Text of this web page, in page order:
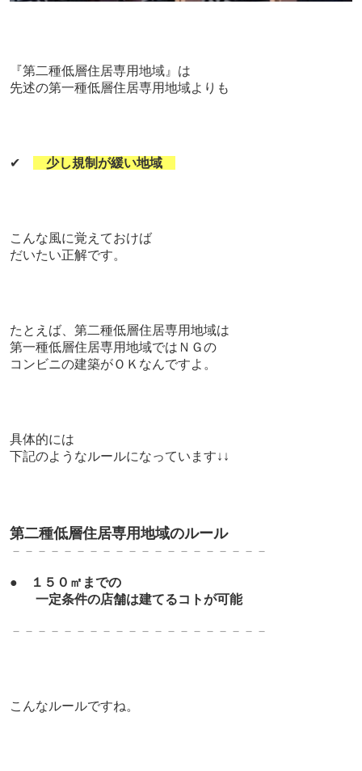
『第二種低層住居専用地域』は
先述の第一種低層住居専用地域よりも
✔ 少し規制が緩い地域
こんな風に覚えておけば
だいたい正解です。
たとえば、第二種低層住居専用地域は
第一種低層住居専用地域ではＮＧの
コンビニの建築がＯＫなんですよ。
具体的には
下記のようなルールになっています↓↓
第二種低層住居専用地域のルール
－－－－－－－－－－－－－－－－－－－－
●
１５０㎡までの
一定条件の店舗は建てるコトが可能
－－－－－－－－－－－－－－－－－－－－
こんなルールですね。